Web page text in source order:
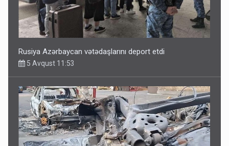
Rusiya Azərbaycan vətədaşlarını deport etdi
5 Avqust 11:53